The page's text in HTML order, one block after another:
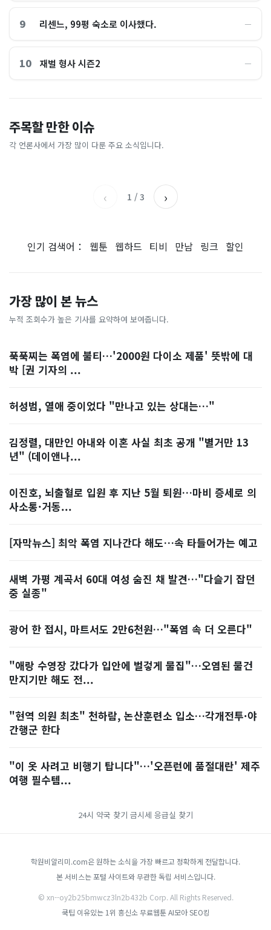
9 리센느, 99평 숙소로 이사했다. ―
10 재벌 형사 시즌2 ―
주목할 만한 이슈
각 언론사에서 가장 많이 다룬 주요 소식입니다.
미국이 갑자기 짐 싸서 가버렸
다…군인 1500명 출동시킨
멕시코서 무슨 일이?
서울경제
는 계속한겨레
김민석, '0.86%p차'로 선두
탈환... 정청래 "더 질 줄 알았
데”…중년 남성 노리는 ‘침묵
‹ 1 / 3 ›
인기 검색어： 웹툰 웹하드 티비 만남 링크 할인
가장 많이 본 뉴스
누적 조회수가 높은 기사를 요약하여 보여줍니다.
푹푹찌는 폭염에 불티…'2000원 다이소 제품' 뜻밖에 대
박 [권 기자의 ...
허성범, 열애 중이었다 "만나고 있는 상대는…"
김정렬, 대만인 아내와 이혼 사실 최초 공개 "별거만 13
년" (데이앤나...
이진호, 뇌출혈로 입원 후 지난 5월 퇴원…마비 증세로 의
사소통·거동...
[자막뉴스] 최악 폭염 지나간다 해도…속 타들어가는 예고
새벽 가평 계곡서 60대 여성 숨진 채 발견…"다슬기 잡던
중 실종"
광어 한 접시, 마트서도 2만6천원…"폭염 속 더 오른다"
"애랑 수영장 갔다가 입안에 벌겋게 물집"…오염된 물건
만지기만 해도 전...
"현역 의원 최초" 천하람, 논산훈련소 입소…각개전투·야
간행군 한다
"이 옷 사려고 비행기 탑니다"…'오픈런에 품절대란' 제주
여행 필수템...
24시 약국 찾기 금시세 응급실 찾기
학원비알리미.com은 원하는 소식을 가장 빠르고 정확하게 전달합니다.
본 서비스는 포털 사이트와 무관한 독립 서비스입니다.
© xn--oy2b25bmwcz3ln2b432b Corp. All Rights Reserved.
쿡팁 이유있는 1위 흥신소 무료웹툰 AI모아 SEO킹